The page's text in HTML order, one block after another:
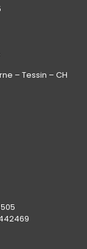
– Tessin – CH